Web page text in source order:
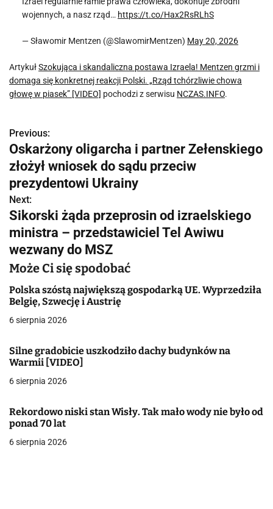
wojennych, a nasz rząd… https://t.co/Hax2RsRLhS
— Sławomir Mentzen (@SlawomirMentzen) May 20, 2026
ArtykułSzokująca i skandaliczna postawa Izraela! Mentzen grzmi i
domaga się konkretnej reakcji Polski. „Rząd tchórzliwie chowa
głowę w piasek” [VIDEO] pochodzi z serwisu NCZAS.INFO.
N
a
w
i
g
a
c
j
a
w
p
s
u
Previous:
Oskarżony oligarcha i partner Zełenskiego
złożył wniosek do sądu przeciw
prezydentowi Ukrainy
Next:
Sikorski żąda przeprosin od izraelskiego
ministra – przedstawiciel Tel Awiwu
wezwany do MSZ
Może Ci się spodobać
Polska szóstą największą gospodarką UE. Wyprzedziła
Belgię, Szwecję i Austrię
6 sierpnia 2026
Silne gradobicie uszkodziło dachy budynków na
Warmii [VIDEO]
6 sierpnia 2026
Rekordowo niski stan Wisły. Tak mało wody nie było od
ponad 70 lat
6 sierpnia 2026